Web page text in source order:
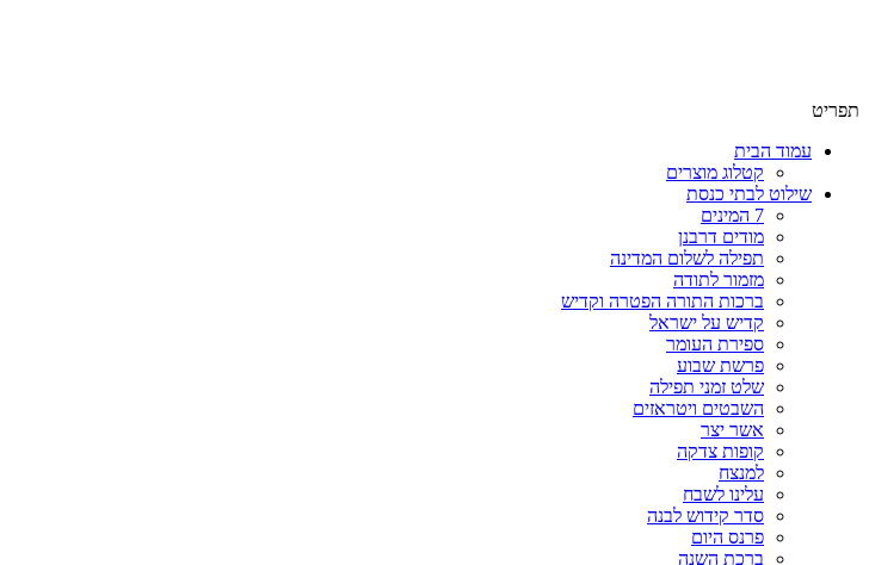
תפריט
עמוד הבית
קטלוג מוצרים
שילוט לבתי כנסת
7 המינים
מודים דרבנן
תפילה לשלום המדינה
מזמור לתודה
ברכות התורה הפטרה וקדיש
קדיש על ישראל
ספירת העומר
פרשת שבוע
שלט זמני תפילה
השבטים ויטראזים
אשר יצר
קופות צדקה
למנצח
עלינו לשבח
סדר קידוש לבנה
פרנס היום
ברכת השנה